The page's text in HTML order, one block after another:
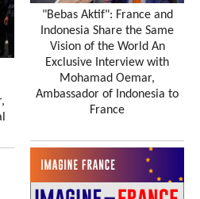
"Bebas Aktif": France and
Indonesia Share the Same
Vision of the World An
Exclusive Interview with
Mohamad Oemar,
Ambassador of Indonesia to
France